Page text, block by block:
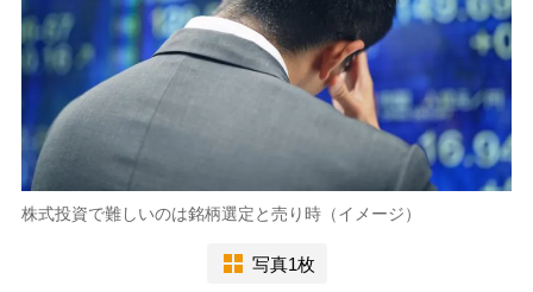
株式投資で難しいのは銘柄選定と売り時（イメージ）
写真1枚